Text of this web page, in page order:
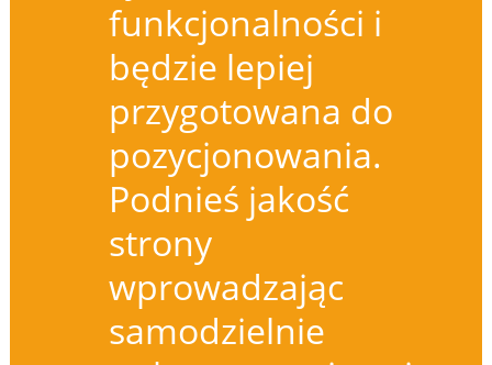
funkcjonalności i
będzie lepiej
przygotowana do
pozycjonowania.
Podnieś jakość
strony
wprowadzając
samodzielnie